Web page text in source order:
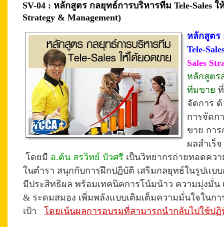
SV-04 : หลักสูตร กลยุทธ์การบริหารทีม Tele-Sales ใ
Strategy & Management)
หลักสูตร
Tele-
Sales
หลักสูตร
ทีมขาย
จัดการ
การจัดก
ขาย กา
ผลสำเร็จ
โดยมี อ.ต้น สรวิทย์ บัวศรี เป็นวิทยากรถ่ายทอดคว
ในตำรา สนุกกับการฝึกปฏิบัติ เสริมกลยุทธ์ในรูปแบ
มีประสิทธิผล พร้อมเทคนิคการโน้มน้าว ความมุ่งมั่น เ
& ระดมสมอง เพิ่มพลังแบบเติมเต็มความมั่นใจในก
เป้า
โดยเน้นผลการอบรมที่สามารถนำกลับไปใช้ป